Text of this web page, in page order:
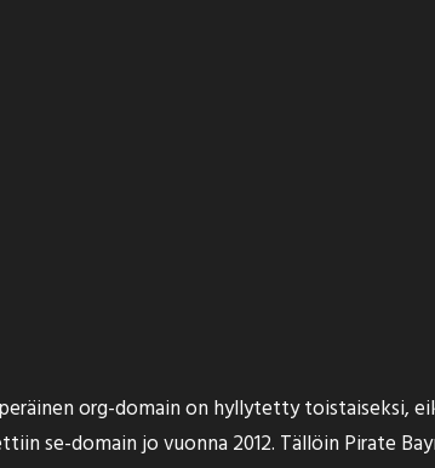
org-domain on hyllytetty toistaiseksi,
se-domain jo vuonna 2012. Tällöin Pirate